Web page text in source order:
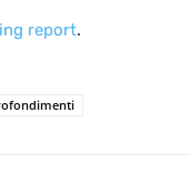
report.